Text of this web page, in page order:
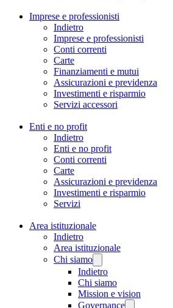
Imprese e professionisti
Indietro
Imprese e professionisti
Conti correnti
Carte
Finanziamenti e mutui
Assicurazioni e previdenza
Investimenti e risparmio
Servizi accessori
Enti e no profit
Indietro
Enti e no profit
Conti correnti
Carte
Assicurazioni e previdenza
Investimenti e risparmio
Servizi
Area istituzionale
Indietro
Area istituzionale
Chi siamo
Indietro
Chi siamo
Mission e vision
Governance